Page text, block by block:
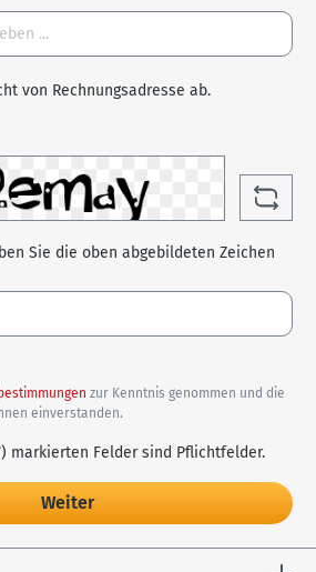
von Rechnungsadresse ab.
Sie die oben abgebildeten Zeichen
zur Kenntnis genommen und die
einverstanden.
markierten Felder sind Pflichtfelder.
Weiter